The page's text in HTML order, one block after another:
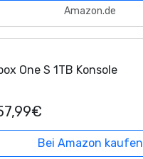
Amazon.de
One S 1TB Konsole
Bei Amazon kaufen